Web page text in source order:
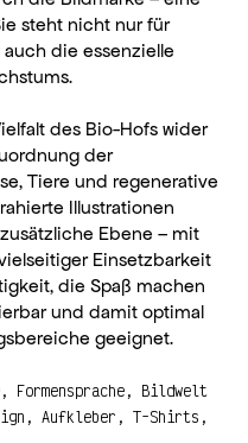
steht nicht nur für
die essenzielle
des Bio-Hofs wider
der
Tiere und regenerative
Illustrationen
Ebene – mit
Einsetzbarkeit
die Spaß machen
und damit optimal
geeignet.
Bildwelt
Aufkleber, T-Shirts,